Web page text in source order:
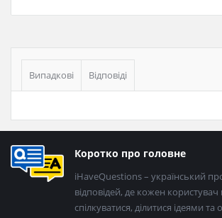
Бічна
панель
Випадкові Відповіді
Нижній
колонтитул
Коротко про головне
iHaveQuestions – український
відповідей, де кожен
спілкуватися, ділитися ідеями